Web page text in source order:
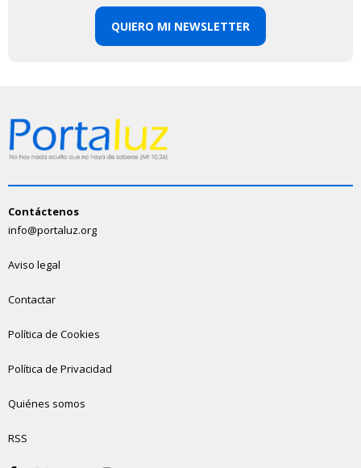
QUIERO MI NEWSLETTER
Contáctenos
info@portaluz.org
Aviso legal
Contactar
Política de Cookies
Política de Privacidad
Quiénes somos
RSS